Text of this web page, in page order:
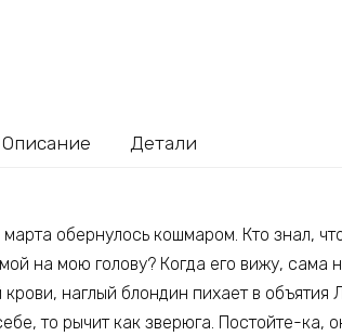
Описание Детали
обернулось кошмаром. Кто знал,
на мою голову? Когда его вижу, сама
наглый блондин пихает в объятия
то рычит как зверюга. Постойте-ка,